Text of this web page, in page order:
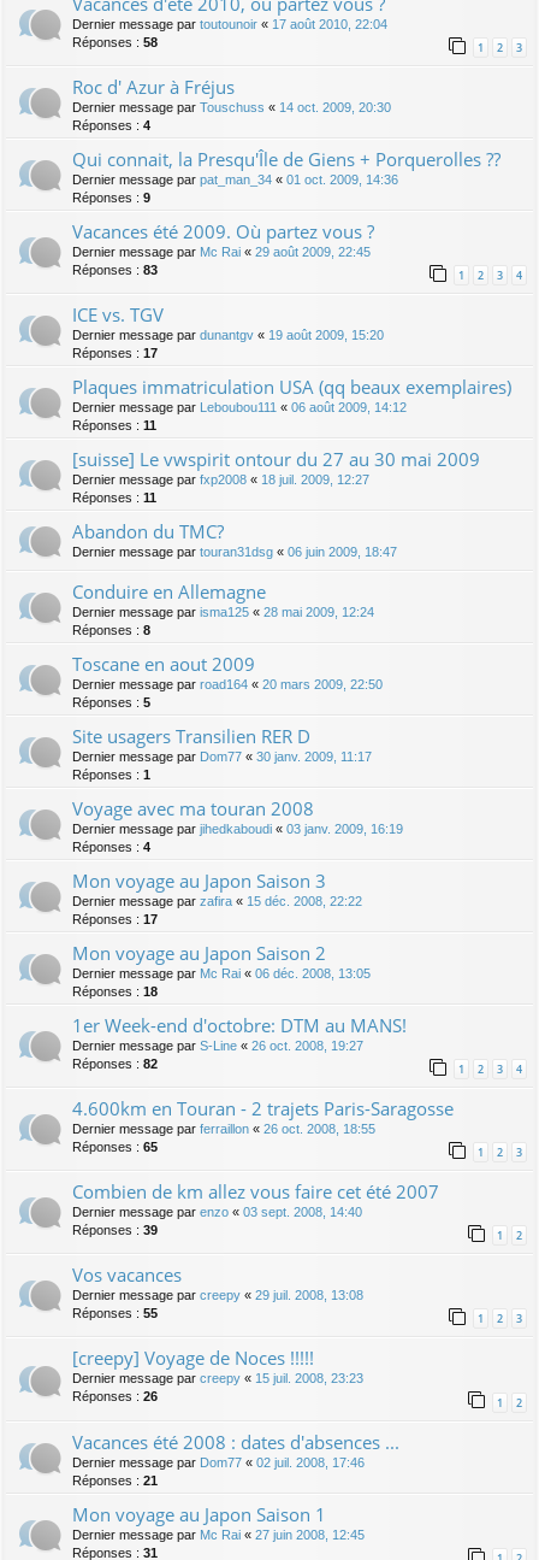
Dernier message par toutounoir « 17 août 2010, 22:04
Réponses : 58 1 2 3
Roc d' Azur à Fréjus
Dernier message par Touschuss « 14 oct. 2009, 20:30
Réponses : 4
Qui connait, la Presqu'Île de Giens + Porquerolles ??
Dernier message par pat_man_34 « 01 oct. 2009, 14:36
Réponses : 9
Vacances été 2009. Où partez vous ?
Dernier message par Mc Rai « 29 août 2009, 22:45
Réponses : 83 1 2 3 4
ICE vs. TGV
Dernier message par dunantgv « 19 août 2009, 15:20
Réponses : 17
Plaques immatriculation USA (qq beaux exemplaires)
Dernier message par Leboubou111 « 06 août 2009, 14:12
Réponses : 11
[suisse] Le vwspirit ontour du 27 au 30 mai 2009
Dernier message par fxp2008 « 18 juil. 2009, 12:27
Réponses : 11
Abandon du TMC?
Dernier message par touran31dsg « 06 juin 2009, 18:47
Conduire en Allemagne
Dernier message par isma125 « 28 mai 2009, 12:24
Réponses : 8
Toscane en aout 2009
Dernier message par road164 « 20 mars 2009, 22:50
Réponses : 5
Site usagers Transilien RER D
Dernier message par Dom77 « 30 janv. 2009, 11:17
Réponses : 1
Voyage avec ma touran 2008
Dernier message par jihedkaboudi « 03 janv. 2009, 16:19
Réponses : 4
Mon voyage au Japon Saison 3
Dernier message par zafira « 15 déc. 2008, 22:22
Réponses : 17
Mon voyage au Japon Saison 2
Dernier message par Mc Rai « 06 déc. 2008, 13:05
Réponses : 18
1er Week-end d'octobre: DTM au MANS!
Dernier message par S-Line « 26 oct. 2008, 19:27
Réponses : 82 1 2 3 4
4.600km en Touran - 2 trajets Paris-Saragosse
Dernier message par ferraillon « 26 oct. 2008, 18:55
Réponses : 65 1 2 3
Combien de km allez vous faire cet été 2007
Dernier message par enzo « 03 sept. 2008, 14:40
Réponses : 39 1 2
Vos vacances
Dernier message par creepy « 29 juil. 2008, 13:08
Réponses : 55 1 2 3
[creepy] Voyage de Noces !!!!!
Dernier message par creepy « 15 juil. 2008, 23:23
Réponses : 26 1 2
Vacances été 2008 : dates d'absences ...
Dernier message par Dom77 « 02 juil. 2008, 17:46
Réponses : 21
Mon voyage au Japon Saison 1
Dernier message par Mc Rai « 27 juin 2008, 12:45
Réponses : 31